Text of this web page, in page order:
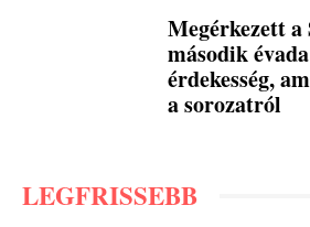
Megérkezett a
második
érdekesség,
a sorozatról
LEGFRISSEBB